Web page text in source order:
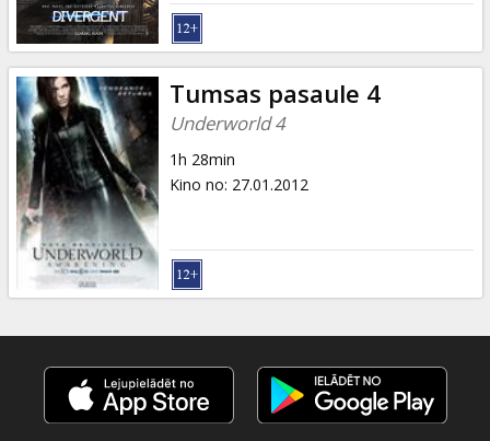
Tumsas pasaule 4
Underworld 4
1h 28min
Kino no: 27.01.2012